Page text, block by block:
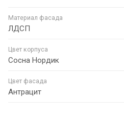
Материал фасада
ЛДСП
Цвет корпуса
Сосна Нордик
Цвет фасада
Антрацит